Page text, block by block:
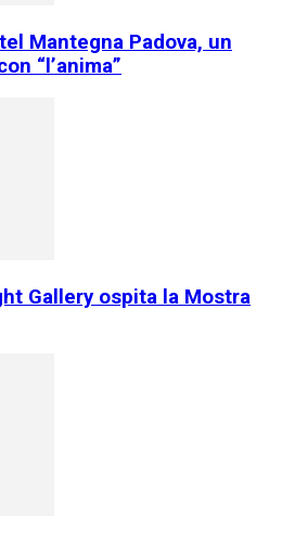
Mantegna Padova, un
“l’anima”
Gallery ospita la Mostra